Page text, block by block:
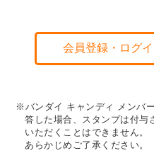
会員登録・ログ
※バンダイ キャンディ メンバ
答した場合、スタンプは付与
いただくことはできません。
あらかじめご了承ください。